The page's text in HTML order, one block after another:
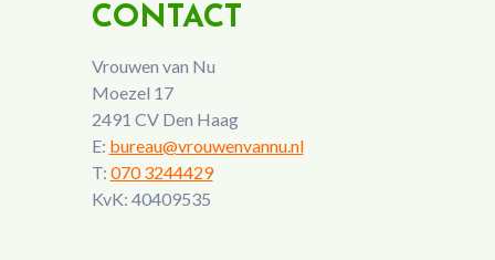
CONTACT
Vrouwen van Nu
Moezel 17
2491 CV Den Haag
E: bureau@vrouwenvannu.nl
T: 070 3244429
KvK: 40409535